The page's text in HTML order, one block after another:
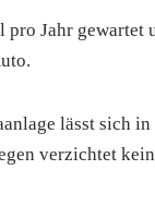
Jahr
lässt sich
verzichtet